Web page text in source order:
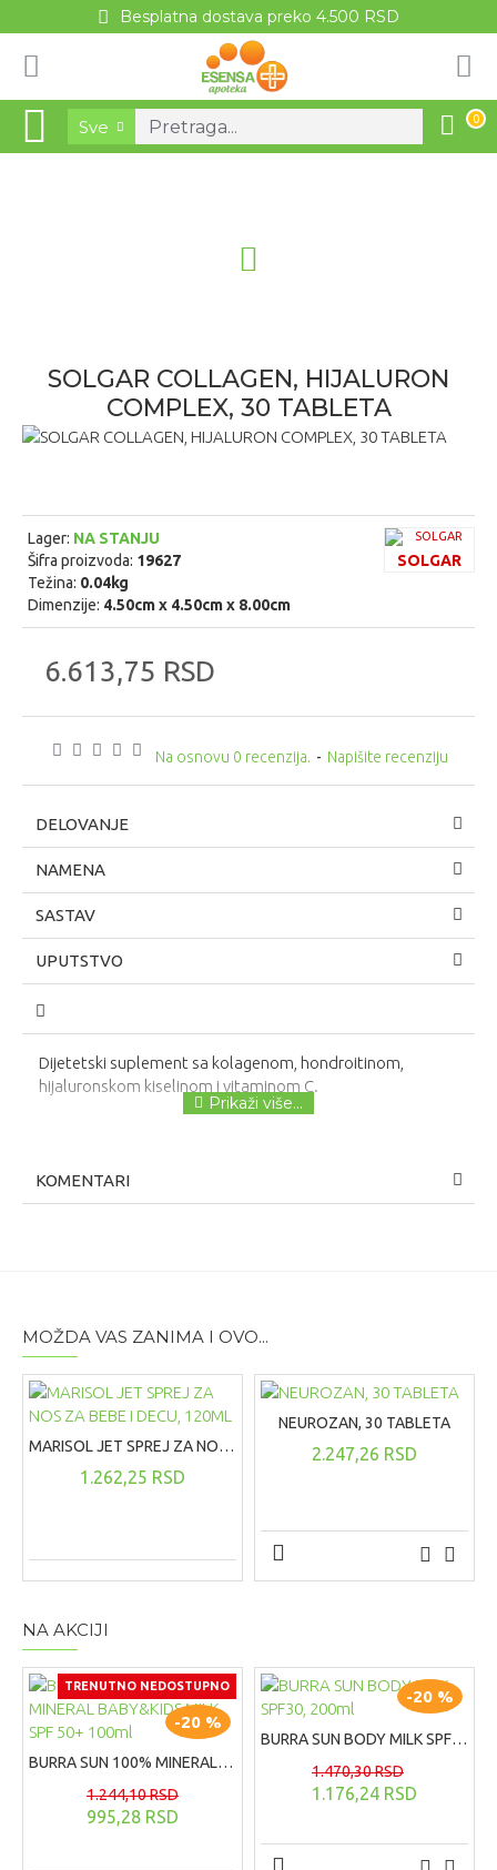
Besplatna dostava preko 4.500 RSD
Sve 0
SOLGAR COLLAGEN, HIJALURON
COMPLEX, 30 TABLETA
Na osnovu 0 recenzija. - Napišite recenziju
6.613,75 RSD
Lager: NA STANJU
Šifra proizvoda: 19627
Težina: 0.04kg
Dimenzije: 4.50cm x 4.50cm x 8.00cm
SOLGAR
DELOVANJE
NAMENA
SASTAV
UPUTSTVO
Dijetetski suplement sa kolagenom, hondroitinom,
hijaluronskom kiselinom i vitaminom C.
KOMENTARI
MOŽDA VAS ZANIMA I OVO...
MARISOL JET SPREJ ZA NOS ZA BEBE I DECU, 120ML
1.262,25 RSD
NEUROZAN, 30 TABLETA
2.247,26 RSD
NA AKCIJI
TRENUTNO NEDOSTUPNO
-20 %
BURRA SUN 100% MINERAL BABY&KIDS MILK SPF 50+ 100ml
995,28 RSD
1.244,10 RSD
-20 %
BURRA SUN BODY MILK SPF30, 200ml
1.176,24 RSD
1.470,30 RSD